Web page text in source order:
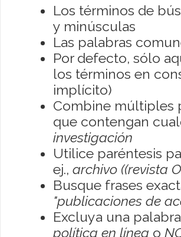
Los términos de
y minúsculas
Las palabras
Por defecto, sólo
los términos en
implícito)
Combine múltiples
que contengan
investigación
Utilice paréntesis
ej., archivo ((revista
Busque frases
"publicaciones de
Excluya una
política en línea o